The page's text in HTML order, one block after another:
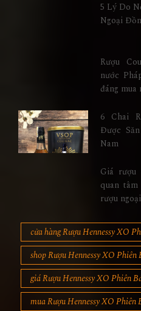
5 Lý Do
Ngoại
Rượu
nước
đáng mua
6 Chai
Được
Nam
Giá rượu
quan
rượu ngoại
cửa hàng Rượu Hennessy XO
shop Rượu Hennessy XO Phiên
giá Rượu Hennessy XO Phiên
mua Rượu Hennessy XO Phiên